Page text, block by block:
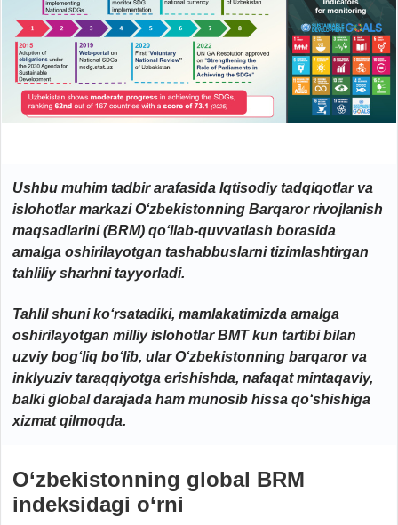
Ushbu muhim tadbir arafasida Iqtisodiy tadqiqotlar va
islohotlar markazi O‘zbekistonning Barqaror rivojlanish
maqsadlarini (BRM) qo‘llab-quvvatlash borasida
amalga oshirilayotgan tashabbuslarni tizimlashtirgan
tahliliy sharhni tayyorladi.
Tahlil shuni ko‘rsatadiki, mamlakatimizda amalga
oshirilayotgan milliy islohotlar BMT kun tartibi bilan
uzviy bog‘liq bo‘lib, ular O‘zbekistonning barqaror va
inklyuziv taraqqiyotga erishishda, nafaqat mintaqaviy,
balki global darajada ham munosib hissa qo‘shishiga
xizmat qilmoqda.
O‘zbekistonning global BRM
indeksidagi o‘rni